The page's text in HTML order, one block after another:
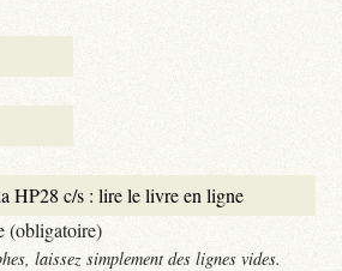
(obligatoire)
laissez simplement des lignes vides.